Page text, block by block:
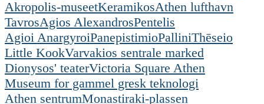
Akropolis-museetKeramikosAthen lufthavn
TavrosAgios AlexandrosPentelis
Agioi AnargyroiPanepistimioPalliniThēseio
Little KookVarvakios sentrale marked
Dionysos' teaterVictoria Square Athen
Museum for gammel gresk teknologi
Athen sentrumMonastiraki-plassen